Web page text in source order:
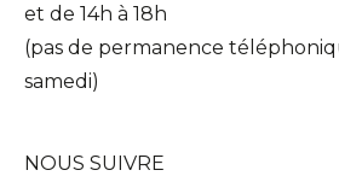
et de 14h à 18h
(pas de permanence
samedi)
NOUS SUIVRE